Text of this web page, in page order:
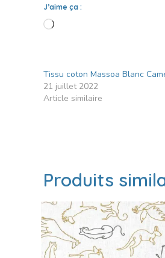
J’aime ça :
Tissu coton Massoa Blanc
21 juillet 2022
Article similaire
Produits